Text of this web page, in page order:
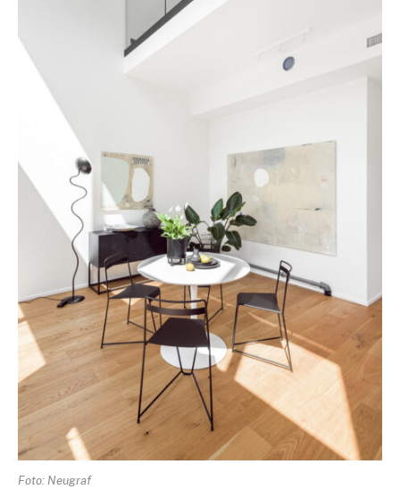
Foto: Neugraf